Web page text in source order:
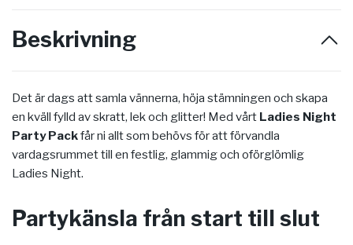
Beskrivning
Det är dags att samla vännerna, höja stämningen och skapa
en kväll fylld av skratt, lek och glitter! Med vårt Ladies Night
Party Packfår ni allt som behövs för att förvandla
vardagsrummet till en festlig, glammig och oförglömlig
Ladies Night.
Partykänsla från start till slut